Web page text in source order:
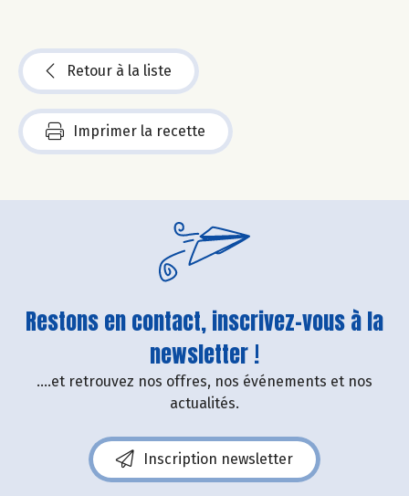
Retour à la liste
Imprimer la recette
Restons en contact, inscrivez-vous à la
newsletter !
....et retrouvez nos offres, nos événements et nos
actualités.
Inscription newsletter